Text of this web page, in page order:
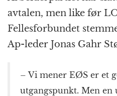
o
k
e
r
p
avtalen, men like før
Fellesforbundet
Ap-leder Jonas Gahr
– Vi mener EØS er et
utgangspunkt. Men